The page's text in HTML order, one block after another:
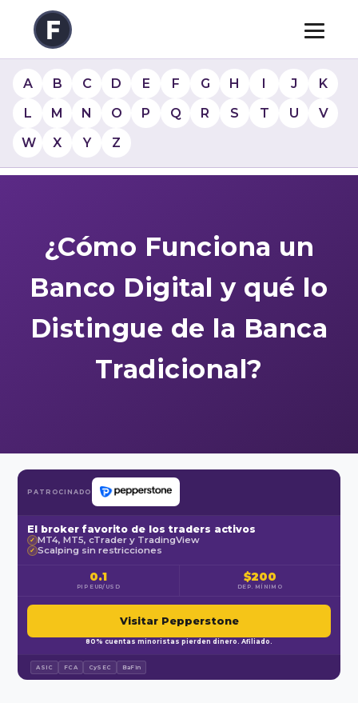
A B C D E F G H I J
K
L
M N O P Q R S T U
V
W
X Y Z
¿Cómo Funciona un
Banco Digital y qué lo
Distingue de la Banca
Tradicional?
PATROCINADO
El broker favorito de los traders activos
✓ MT4, MT5, cTrader y TradingView
✓ Scalping sin restricciones
0.1
PIP EUR/USD
$200
DEP. MÍNIMO
Visitar Pepperstone
80% cuentas minoristas pierden dinero. Afiliado.
ASIC FCA CySEC BaFin